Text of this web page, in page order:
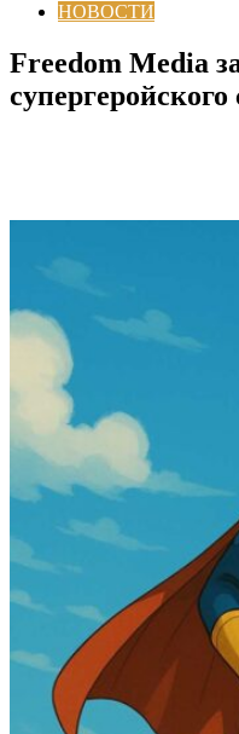
НОВОСТИ
Freedom Media